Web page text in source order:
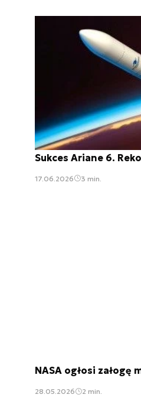
Sukces Ariane 6.
17.06.2026 3 min.
NASA ogłosi załogę
28.05.2026 2 min.